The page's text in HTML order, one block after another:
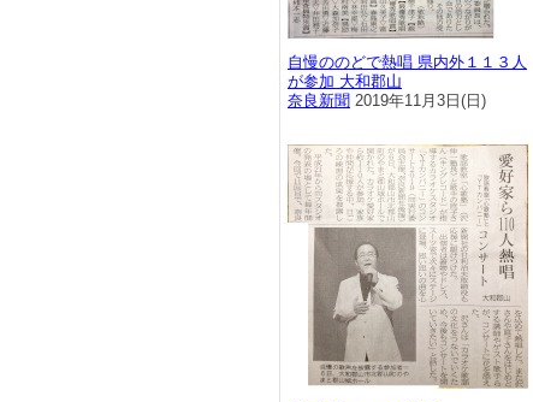
自慢ののどで熱唱 県内外１１３人
が参加 大和郡山
奈良新聞 2019年11月3日(日)